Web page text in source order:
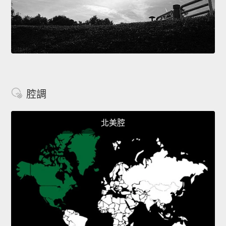
腔調
北美腔